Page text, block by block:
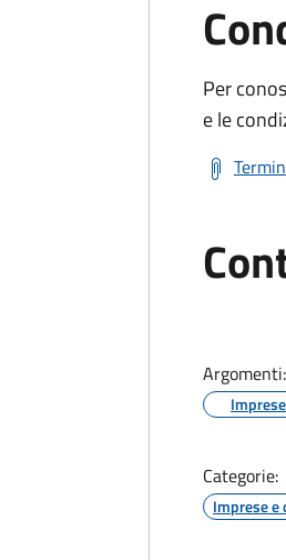
Per
e le
Argomenti:
Imprese
Categorie:
Imprese e